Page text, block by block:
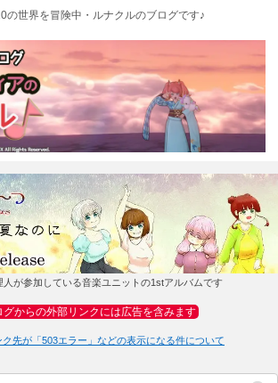
の世界を冒険中・ルナクルのブログです♪
人が参加している音楽ユニットの1stアルバムです
グからの外部リンクには広告を含みます
ク先が「503エラー」などの表示になる件について